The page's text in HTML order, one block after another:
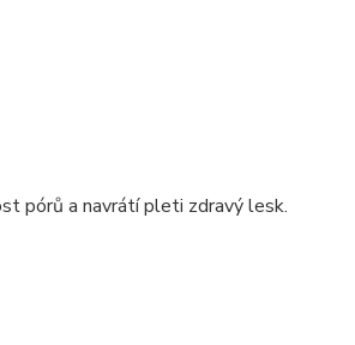
pórů a navrátí pleti zdravý lesk.